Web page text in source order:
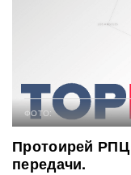
ФОТО:
Протоирей
передачи.